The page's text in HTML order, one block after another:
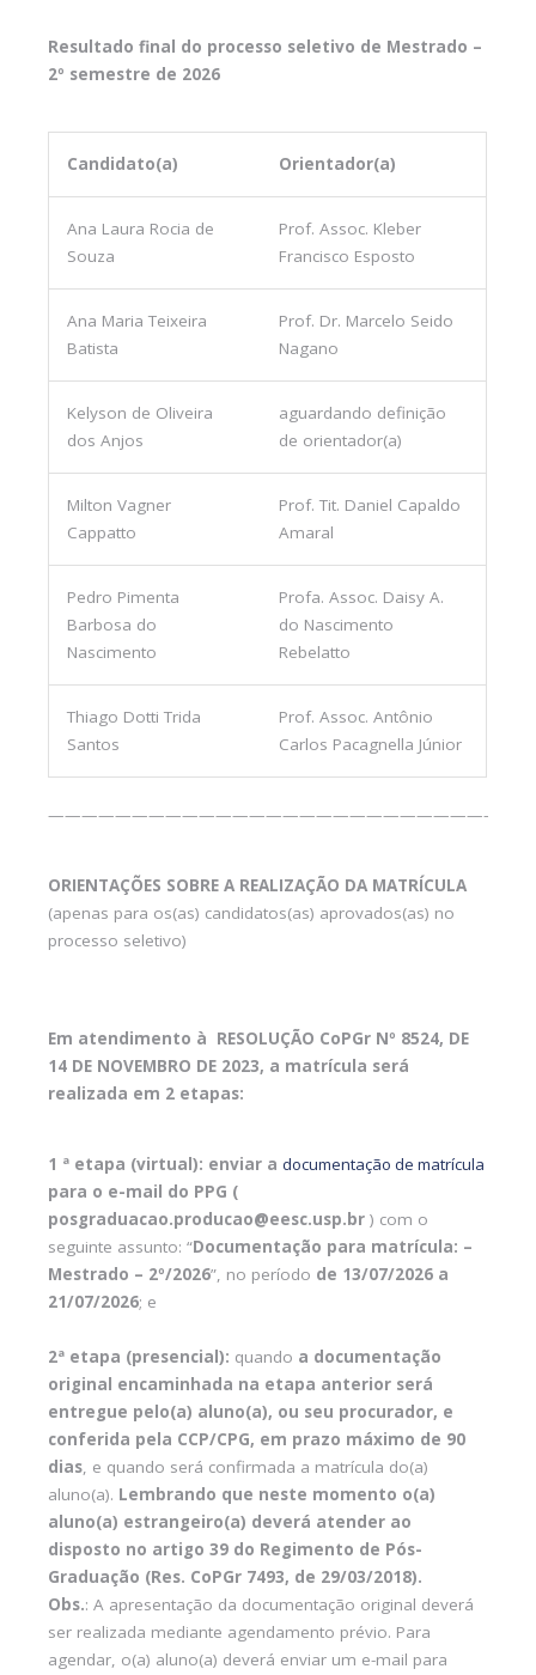
Resultado final do processo seletivo de Mestrado –
2º semestre de 2026
Candidato(a) Orientador(a)
Ana Laura Rocia de
Souza
Prof. Assoc. Kleber
Francisco Esposto
Ana Maria Teixeira
Batista
Prof. Dr. Marcelo Seido
Nagano
Kelyson de Oliveira
dos Anjos
aguardando definição
de orientador(a)
Milton Vagner
Cappatto
Prof. Tit. Daniel Capaldo
Amaral
Pedro Pimenta
Barbosa do
Nascimento
Profa. Assoc. Daisy A.
do Nascimento
Rebelatto
Thiago Dotti Trida
Santos
Prof. Assoc. Antônio
Carlos Pacagnella Júnior
ORIENTAÇÕES SOBRE A REALIZAÇÃO DA MATRÍCULA
(apenas para os(as) candidatos(as) aprovados(as) no
processo seletivo)
Em atendimento à RESOLUÇÃO CoPGr Nº 8524, DE
14 DE NOVEMBRO DE 2023, a matrícula será
realizada em 2 etapas:
1 ª etapa (virtual): enviar adocumentação de matrícula
para o e-mail do PPG (
posgraduacao.producao@eesc.usp.br) com o
seguinte assunto: “Documentação para matrícula: –
Mestrado – 2º/2026”, no período de 13/07/2026 a
21/07/2026; e
2ª etapa (presencial): quando a documentação
original encaminhada na etapa anterior será
entregue pelo(a) aluno(a), ou seu procurador, e
conferida pela CCP/CPG, em prazo máximo de 90
dias, e quando será confirmada a matrícula do(a)
aluno(a). Lembrando que neste momento o(a)
aluno(a) estrangeiro(a) deverá atender ao
disposto no artigo 39 do Regimento de Pós-
Graduação (Res. CoPGr 7493, de 29/03/2018).
Obs.: A apresentação da documentação original deverá
ser realizada mediante agendamento prévio. Para
agendar, o(a) aluno(a) deverá enviar um e-mail para